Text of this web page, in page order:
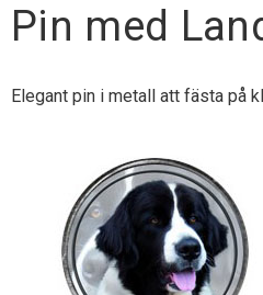
Pin med
Elegant pin i metall att fästa på